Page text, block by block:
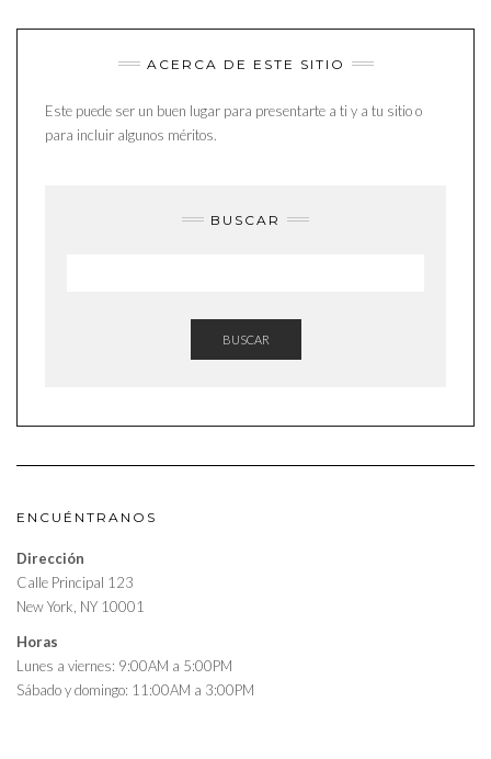
ACERCA DE ESTE SITIO
Este puede ser un buen lugar para presentarte a ti y a tu sitio o
para incluir algunos méritos.
BUSCAR
BUSCAR
ENCUÉNTRANOS
Dirección
Calle Principal 123
New York, NY 10001
Horas
Lunes a viernes: 9:00AM a 5:00PM
Sábado y domingo: 11:00AM a 3:00PM